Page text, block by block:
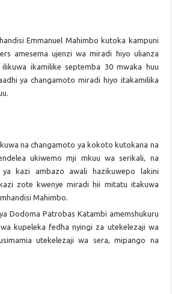
Emmanuel Mahimbo kutoka kampuni
amesema ujenzi wa miradi hiyo ulianza
ikamilike septemba 30 mwaka huu
ya changamoto miradi hiyo itakamilika
na changamoto ya kokoto kutokana na
ukiwemo mji mkuu wa serikali, na
ya kazi ambazo awali hazikuwepo lakini
zote kwenye miradi hii mitatu itakuwa
Mahimbo.
Dodoma Patrobas Katambi amemshukuru
kupeleka fedha nyingi za utekelezaji wa
utekelezaji wa sera, mipango na